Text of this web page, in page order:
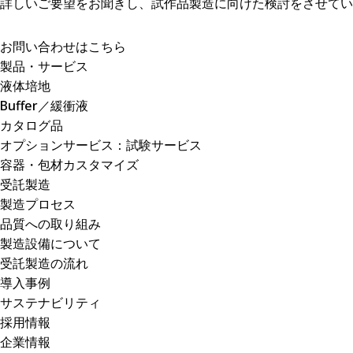
お問い合わせはこちら
製品・サービス
液体培地
Buffer／緩衝液
カタログ品
オプションサービス：試験サービス
容器・包材カスタマイズ
受託製造
製造プロセス
品質への取り組み
製造設備について
受託製造の流れ
導入事例
サステナビリティ
採用情報
企業情報